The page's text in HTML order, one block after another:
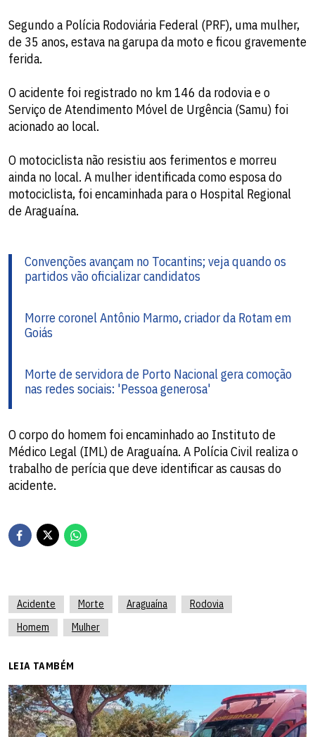
Segundo a Polícia Rodoviária Federal (PRF), uma mulher,
de 35 anos, estava na garupa da moto e ficou gravemente
ferida.
O acidente foi registrado no km 146 da rodovia e o
Serviço de Atendimento Móvel de Urgência (Samu) foi
acionado ao local.
O motociclista não resistiu aos ferimentos e morreu
ainda no local. A mulher identificada como esposa do
motociclista, foi encaminhada para o Hospital Regional
de Araguaína.
Convenções avançam no Tocantins; veja quando os
partidos vão oficializar candidatos
Morre coronel Antônio Marmo, criador da Rotam em
Goiás
Morte de servidora de Porto Nacional gera comoção
nas redes sociais: 'Pessoa generosa'
O corpo do homem foi encaminhado ao Instituto de
Médico Legal (IML) de Araguaína. A Polícia Civil realiza o
trabalho de perícia que deve identificar as causas do
acidente.
Acidente Morte Araguaína
Rodovia
Homem
Mulher
LEIA TAMBÉM